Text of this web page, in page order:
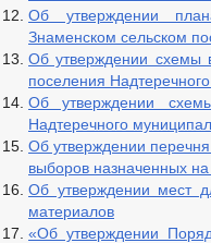
Об утверждении
Знаменском сельском
Об утверждении схемы
поселения
Об утверждении
Надтеречного
Об утверждении
выборов назначенных
Об утверждении мест
материалов
«Об утверждении